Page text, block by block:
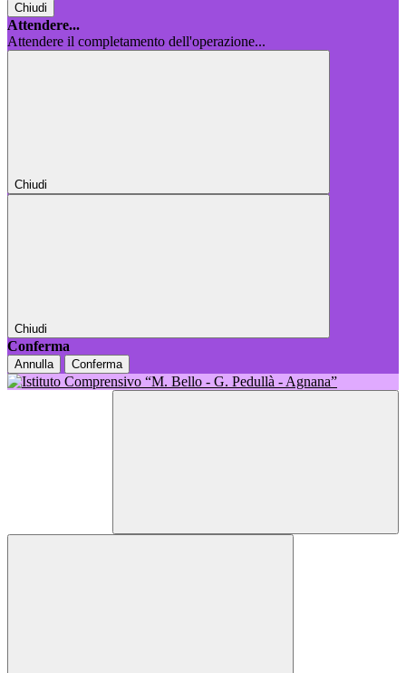
Chiudi
Attendere...
Attendere il completamento dell'operazione...
Chiudi
Chiudi
Conferma
Annulla Conferma